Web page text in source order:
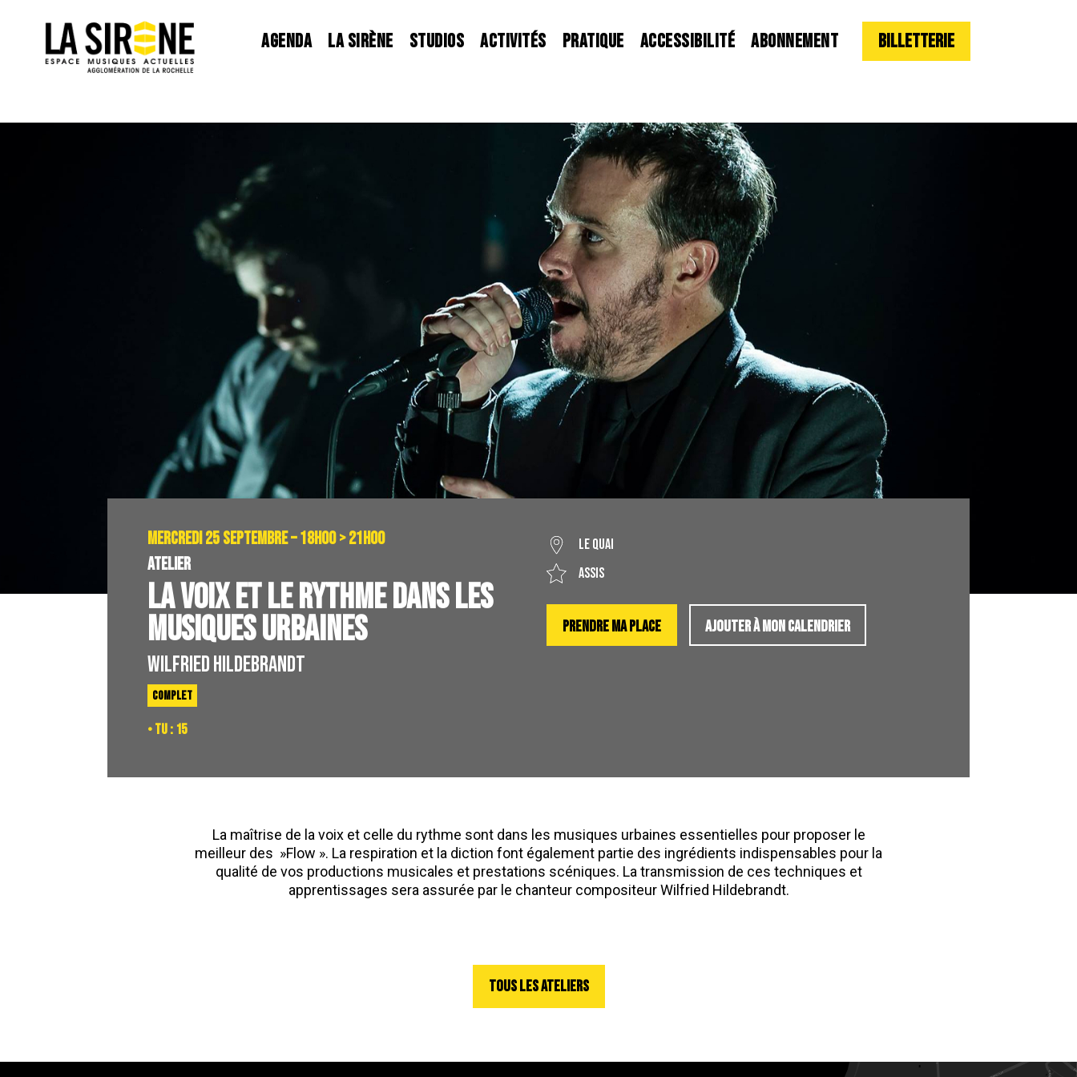
AGENDA LA SIRÈNE STUDIOS ACTIVITÉS PRATIQUE ACCESSIBILITÉ ABONNEMENT Billetterie
MERCREDI 25 SEPTEMBRE – 18H00 > 21H00
ATELIER
LA VOIX ET LE RYTHME DANS LES
MUSIQUES URBAINES
WILFRIED HILDEBRANDT
COMPLET
• TU : 15
LE QUAI
Assis
PRENDRE MA PLACE AJOUTER À MON CALENDRIER
La maîtrise de la voix et celle du rythme sont dans les musiques urbaines essentielles pour proposer le
meilleur des »Flow ». La respiration et la diction font également partie des ingrédients indispensables pour la
qualité de vos productions musicales et prestations scéniques. La transmission de ces techniques et
apprentissages sera assurée par le chanteur compositeur Wilfried Hildebrandt.
TOUS LES ATELIERS